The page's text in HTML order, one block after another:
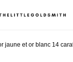
jaune et or blanc 14